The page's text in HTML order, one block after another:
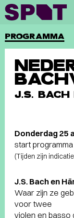
PROGRAMMA
J.S.
Donderdag 25
start programma
(Tijden zijn
J.S. Bach en
Waar zijn ze
voor twee
violen en basso